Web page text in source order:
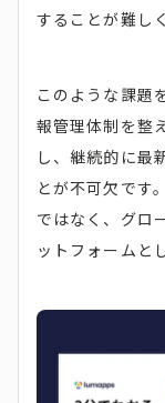
することが難し
このような課題
報管理体制を整
し、継続的に最
とが不可欠です
ではなく、グロ
ットフォームと